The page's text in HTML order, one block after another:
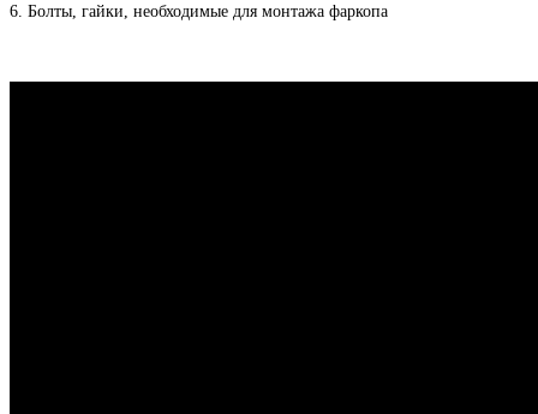
6. Болты, гайки, необходимые для монтажа фаркопа